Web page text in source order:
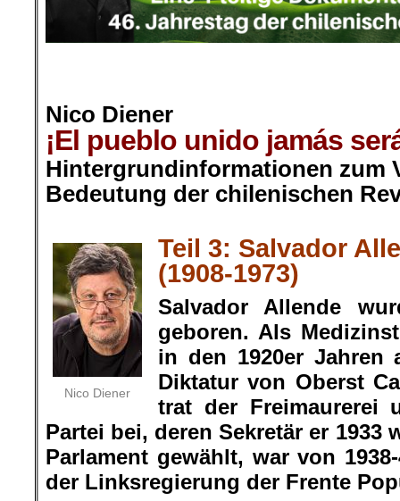
Nico Diener
¡El pueblo unido jamás
Hintergrundinformationen zum
Bedeutung der chilenischen
Nico Diener
Teil 3: Salvador
(1908-1973)
Salvador Allende
geboren. Als
in den 1920er Jahren
Diktatur von Oberst
trat der Freimaurerei
Partei bei, deren Sekretär er 1933
Parlament gewählt, war von
der Links­regierung der Frente